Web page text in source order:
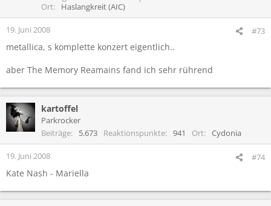
Ort
Haslangkreit (AIC)
19. Juni 2008 #73
metallica, s komplette konzert eigentlich..
aber The Memory Reamains fand ich sehr rührend
kartoffel
Parkrocker
Beiträge
5.673 Reaktionspunkte 941 Ort Cydonia
19. Juni 2008 #74
Kate Nash - Mariella